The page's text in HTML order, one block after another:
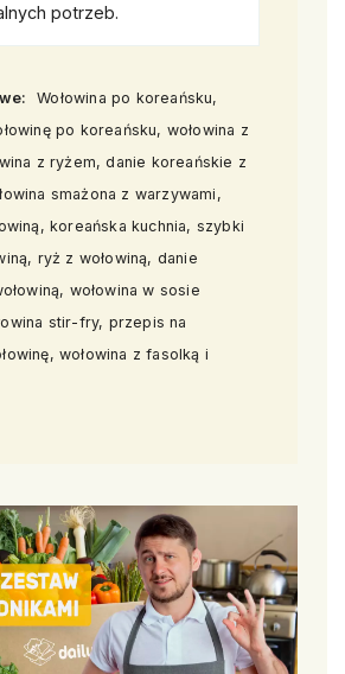
potrzeb.
Wołowina po koreańsku,
po koreańsku, wołowina z
z ryżem, danie koreańskie z
smażona z warzywami,
koreańska kuchnia, szybki
ryż z wołowiną, danie
wołowina w sosie
stir-fry, przepis na
wołowina z fasolką i